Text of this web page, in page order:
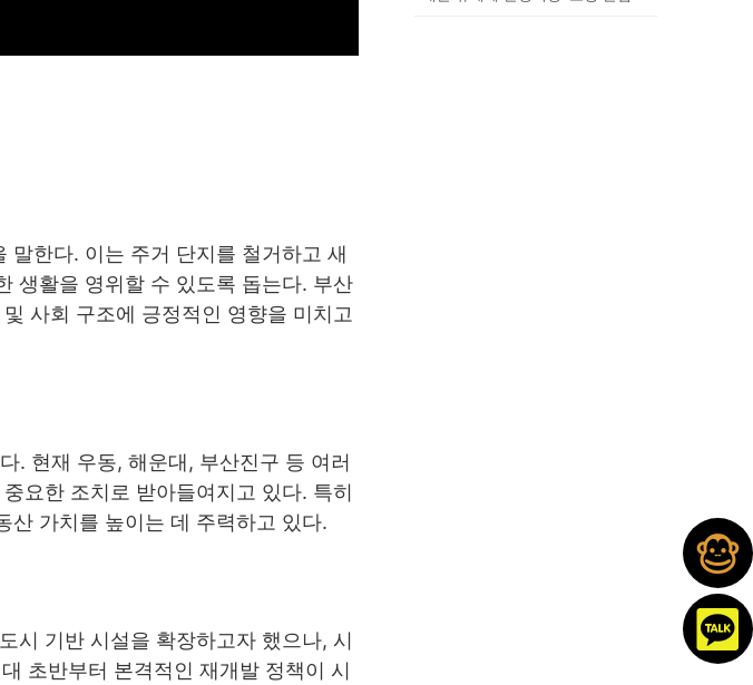
한다. 이는 주거 단지를 철거하고 새
생활을 영위할 수 있도록 돕는다. 부산
사회 구조에 긍정적인 영향을 미치고
. 현재 우동, 해운대, 부산진구 등 여러
요한 조치로 받아들여지고 있다. 특히
산 가치를 높이는 데 주력하고 있다.
시 기반 시설을 확장하고자 했으나, 시
초반부터 본격적인 재개발 정책이 시